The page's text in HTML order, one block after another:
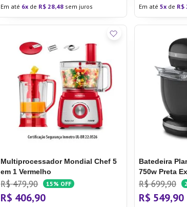
Em até 6 de R$ 28,48 sem juros Em até 5 de R$
Multiprocessador Mondial Chef 5
em 1 Vermelho
R$ 479,90 15% OFF
R$ 406,90
Batedeira
750w Preta
5l (EKM30)
R$ 699,90
R$ 549,90